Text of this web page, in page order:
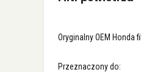
Oryginalny OEM Honda
Przeznaczony do: